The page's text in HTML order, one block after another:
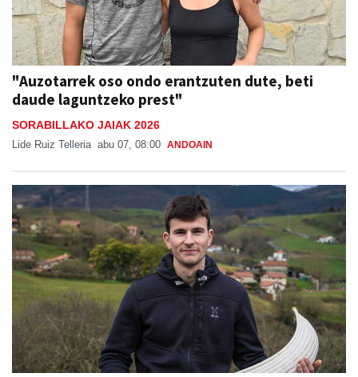
"Auzotarrek oso ondo erantzuten dute, beti
daude laguntzeko prest"
SORABILLAKO JAIAK 2026
Lide Ruiz Telleria abu 07, 08:00 ANDOAIN